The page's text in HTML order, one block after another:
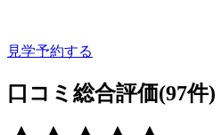
見学予約する
口コミ総合評価(97件)